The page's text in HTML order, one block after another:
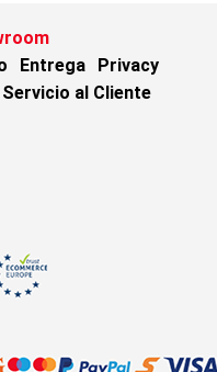
Entrega
Privacy
Servicio al Cliente